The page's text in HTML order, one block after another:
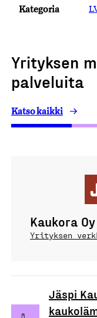
Kategoria
Yrityksen
palveluita
Katso kaikki
Kaukora Oy
Yrityksen
Jäspi